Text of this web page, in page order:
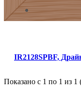
IR2128SPBF,
Показано с 1 по 1 из 1